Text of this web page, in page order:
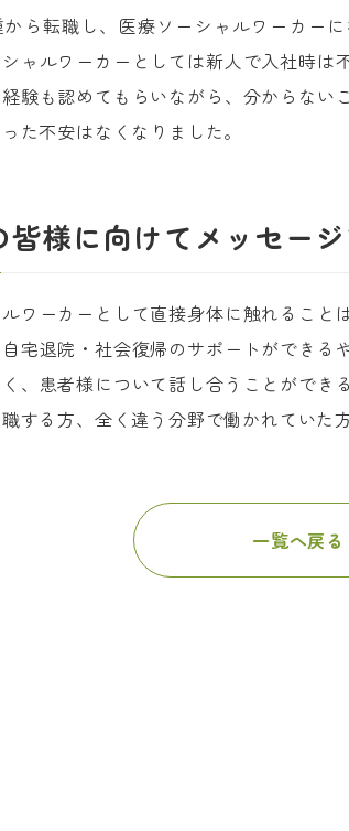
ら転職し、医療ソーシャルワーカー
ャルワーカーとしては新人で入社時は
験も認めてもらいながら、分からない
た不安はなくなりました。
様に向けてメッセージ
ワーカーとして直接身体に触れること
宅退院・社会復帰のサポートができる
、患者様について話し合うことができ
する方、全く違う分野で働かれていた
一覧へ戻る